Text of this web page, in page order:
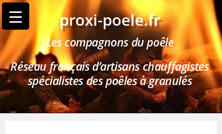
proxi-poele.fr
Les compagnons du poêle
Réseau français d’artisans chauffagistes
spécialistes des poêles à granulés